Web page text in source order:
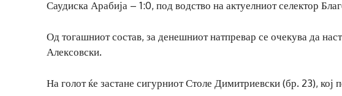
Саудиска Арабија – 1:0, под водство на актуелниот селектор
Од тогашниот состав, за денешниот натпревар се очекува да
Алексовски.
На голот ќе застане сигурниот Столе Димитриевски (бр. 23), кој